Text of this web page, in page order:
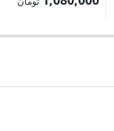
بود.